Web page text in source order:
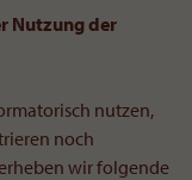
Nutzung der
nutzen,
noch
wir folgende